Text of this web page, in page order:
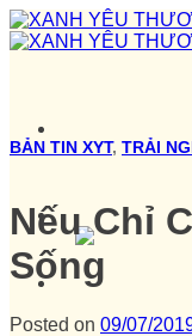
Skip
to
BẢN TIN XYT, TRẢI
Nếu Chỉ
Sống
Posted on 09/07/